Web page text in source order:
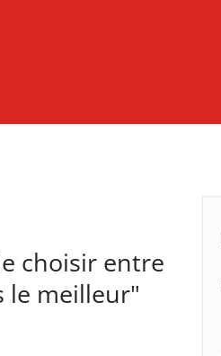
choisir entre
le meilleur"